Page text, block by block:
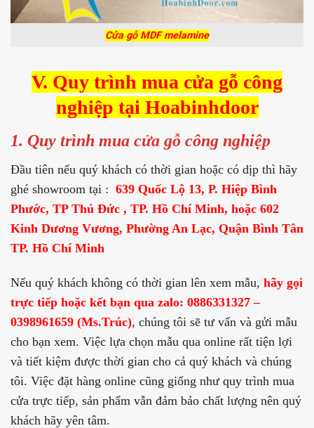
Cửa gỗ MDF melamine
V. Quy trình mua cửa gỗ công
nghiệp tại Hoabinhdoor
1. Quy trình mua cửa gỗ công nghiệp
Đầu tiên nếu quý khách có thời gian hoặc có dịp thì hãy
ghé showroom tại : 639 Quốc Lộ 13, P. Hiệp Bình
Phước, TP Thủ Đức , TP. Hồ Chí Minh, hoặc 602
Kinh Dương Vương, Phường An Lạc, Quận Bình Tân
TP. Hồ Chí Minh
Nếu quý khách không có thời gian lên xem mẫu, hãy gọi
trực tiếp hoặc kết bạn qua zalo: 0886331327 –
0398961659 (Ms.Trúc), chúng tôi sẽ tư vấn và gửi mẫu
cho bạn xem. Việc lựa chọn mẫu qua online rất tiện lợi
và tiết kiệm được thời gian cho cả quý khách và chúng
tôi. Việc đặt hàng online cũng giống như quy trình mua
cửa trực tiếp, sản phẩm vẫn đảm bảo chất lượng nên quý
khách hãy yên tâm.